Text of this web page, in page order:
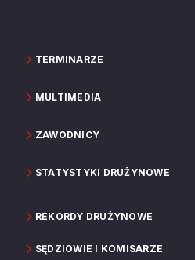
TERMINARZE
MULTIMEDIA
ZAWODNICY
STATYSTYKI DRUŻYNOWE
REKORDY DRUŻYNOWE
SĘDZIOWIE I KOMISARZE